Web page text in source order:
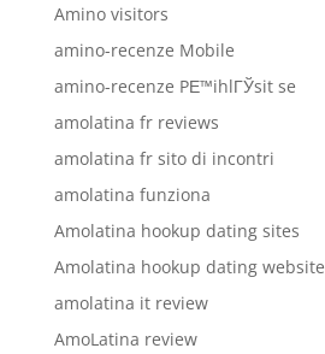
Amino visitors
amino-recenze Mobile
amino-recenze PЕ™ihlГЎsit se
amolatina fr reviews
amolatina fr sito di incontri
amolatina funziona
Amolatina hookup dating sites
Amolatina hookup dating website
amolatina it review
AmoLatina review